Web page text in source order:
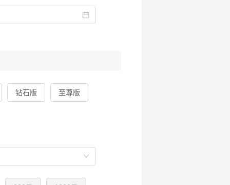
：
）；安盛天平旅游签证拒
）；安盛天平附加个
）；
失补偿保险（2022版）
）；安盛天平附加个人旅
）（互联网专属）条款（注
失保险（2022版）（互联
）；安盛天平附加个人旅
钻石版 至尊版